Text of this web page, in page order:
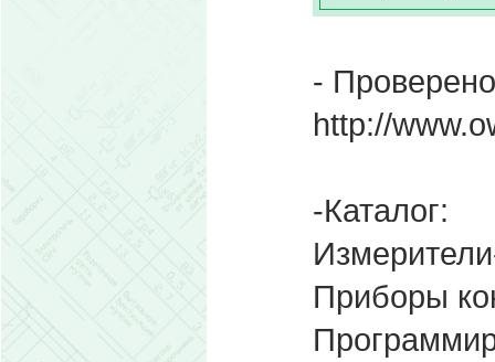
-
http://
-Каталог:
Приборы